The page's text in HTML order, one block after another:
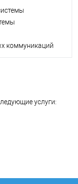
коммуникаций
услуги: